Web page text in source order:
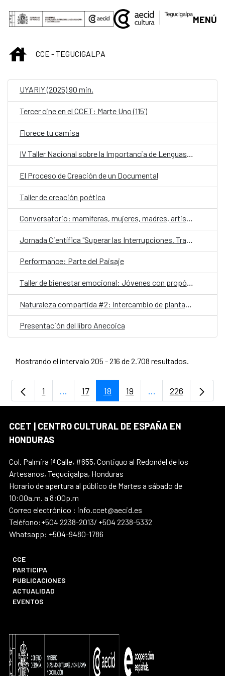
Saltar al contenido principal
MENÚ
INICIOCCE - TEGUCIGALPA
UYARIY (2025) 90 min.
Tercer cine en el CCET: Marte Uno (115’)
Florece tu camisa
IV Taller Nacional sobre la Importancia de Lenguas para las Poblaciones Indígenas y Afrohondureñas
El Proceso de Creación de un Documental
Taller de creación poética
Conversatorio: mamíferas, mujeres, madres, artistas contra la violencia de género
Jornada Científica "Superar las Interrupciones. Transformar la respuesta al VIH 2025"
Performance: Parte del Paisaje
Taller de bienestar emocional: Jóvenes con propósito
Presentación del libro Anecoica
Mostrando el intervalo 205 - 216 de 2.708 resultados.
Página
1 ...Páginas intermedias Use TAB para
Página
17 Página
18 Página
19 ...PáginasPágina
226
CCET | CENTRO CULTURAL DE ESPAÑA EN
HONDURAS
Col. Palmira 1ª Calle, #655, Contiguo al Redondel de los
Artesanos, Tegucigalpa, Honduras
Horario de apertura al público de Martes a sábado de
10:00a.m. a 8:00p.m
Correo electrónico : info.ccet@aecid.es
Teléfono:+504 2238-2013/ +504 2238-5332
Whatsapp: +504-9480-1786
CCE
PARTICIPA
PUBLICACIONES
ACTUALIDAD
EVENTOS